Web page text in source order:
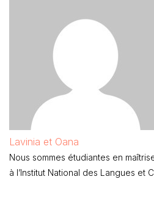
Lavinia et Oana
Nous sommes étudiantes en
à l’Institut National des Langues et